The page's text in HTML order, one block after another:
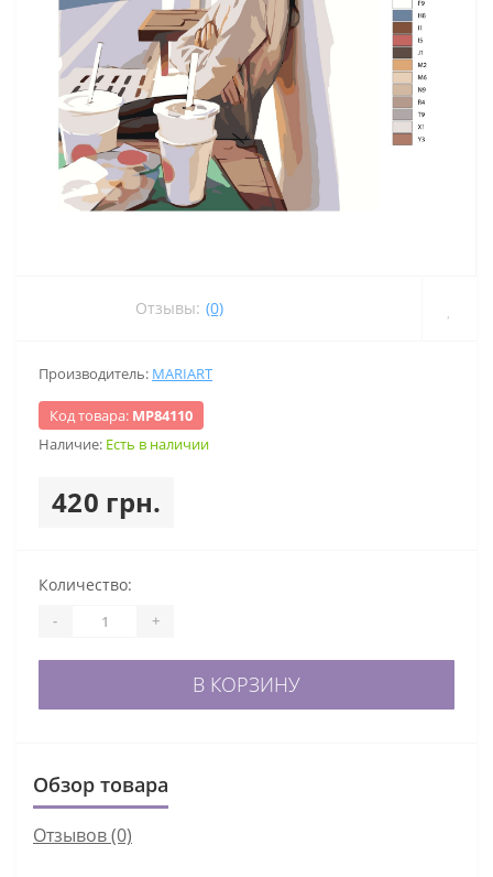
Отзывы: (0)
Производитель: MARIART
Код товара: МР84110
Наличие: Есть в наличии
420 грн.
Количество:
- +
В КОРЗИНУ
Обзор товара
Отзывов (0)